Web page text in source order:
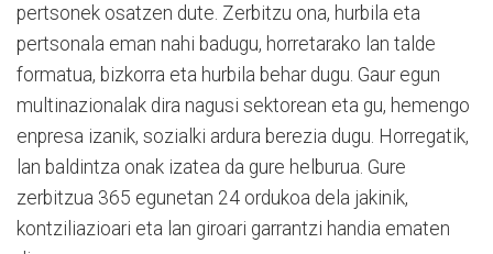
pertsonek osatzen dute. Zerbitzu ona, hurbila eta
pertsonala eman nahi badugu, horretarako lan talde
formatua, bizkorra eta hurbila behar dugu. Gaur egun
multinazionalak dira nagusi sektorean eta gu, hemengo
enpresa izanik, sozialki ardura berezia dugu. Horregatik,
lan baldintza onak izatea da gure helburua. Gure
zerbitzua 365 egunetan 24 ordukoa dela jakinik,
kontziliazioari eta lan giroari garrantzi handia ematen